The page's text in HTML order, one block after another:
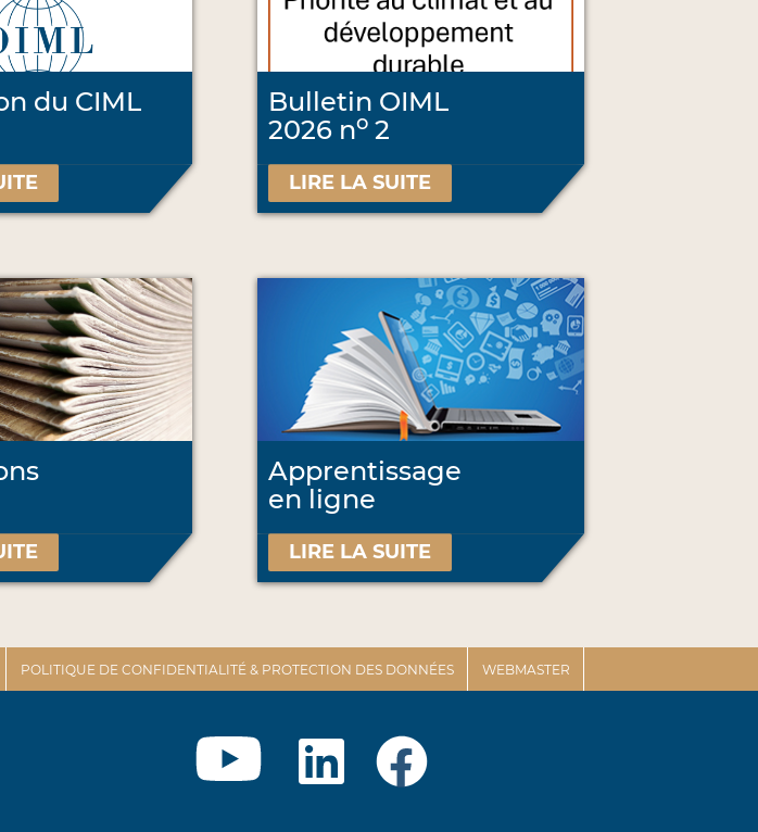
du CIML
Bulletin OIML
2026 no2
LIRE LA SUITE
Apprentissage
en ligne
LIRE LA SUITE
POLITIQUE DE CONFIDENTIALITÉ & PROTECTION DES DONNÉES WEBMASTER